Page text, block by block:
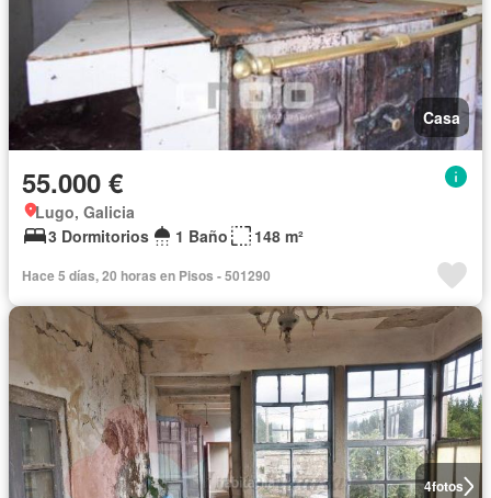
Casa
55.000 €
Lugo, Galicia
3 Dormitorios
1 Baño 148 m²
Hace 5 días, 20 horas en Pisos - 501290
4fotos